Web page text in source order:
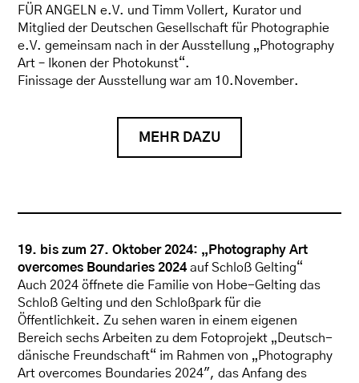
FÜR ANGELN e.V. und Timm Vollert, Kurator und
Mitglied der Deutschen Gesellschaft für Photographie
e.V. gemeinsam nach in der Ausstellung „Photography
Art – Ikonen der Photokunst“.
Finissage der Ausstellung war am 10.November.
MEHR DAZU
19. bis zum 27. Oktober 2024: „ Photography Art
overcomes Boundaries 2024 auf Schloß Gelting“
Auch 2024 öffnete die Familie von Hobe-Gelting das
Schloß Gelting und den Schloßpark für die
Öffentlichkeit. Zu sehen waren in einem eigenen
Bereich sechs Arbeiten zu dem Fotoprojekt „Deutsch-
dänische Freundschaft“ im Rahmen von „Photography
Art overcomes Boundaries 2024″, das Anfang des